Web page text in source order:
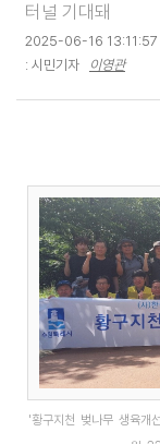
터널 기대돼
2025-06-16 13:11:57
: 시민기자
이영관
'황구지천 벚나무 생육개